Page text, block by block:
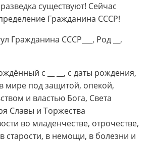
существуют! Сейчас
Гражданина СССР!
Гражданина СССР___, Род __,
с __ __, с даты рождения,
мире под защитой, опекой,
и властью Бога, Света
Славы и Торжества
во младенчестве, отрочестве,
старости, в немощи, в болезни и